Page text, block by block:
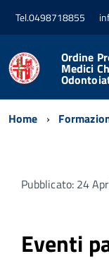
Tel.0498718855
Ordine
Medici
Home
Pubblicato: 24
Eventi